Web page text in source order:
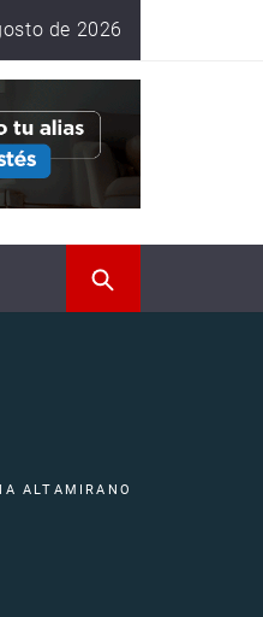
de 2026
ALTAMIRANO